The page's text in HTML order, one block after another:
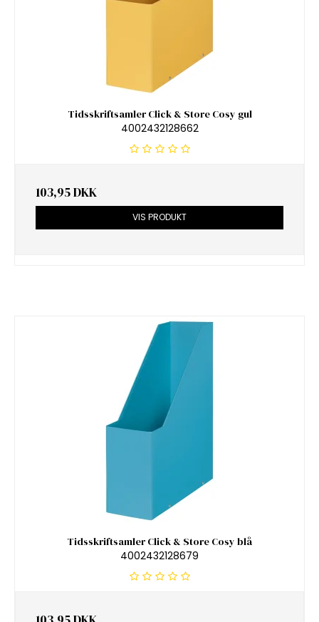
Tidsskriftsamler Click & Store Cosy gul
4002432128662
103,95 DKK
VIS PRODUKT
Tidsskriftsamler Click & Store Cosy blå
4002432128679